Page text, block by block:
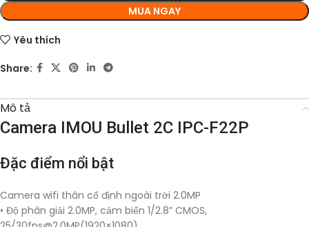
MUA NGAY
Yêu thích
Share:
Mô tả
Camera IMOU Bullet 2C IPC-F22P
Đặc điểm nổi bật
Camera wifi thân cố định ngoài trời 2.0MP
• Độ phân giải 2.0MP, cảm biến 1/2.8” CMOS,